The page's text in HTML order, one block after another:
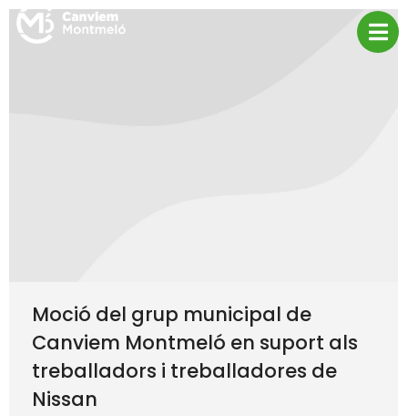
Moció del grup municipal de
Canviem Montmeló en suport als
treballadors i treballadores de
Nissan